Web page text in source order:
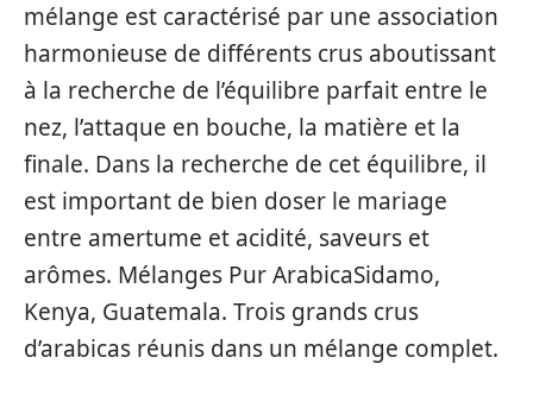
mélange est caractérisé par une association
harmonieuse de différents crus aboutissant
à la recherche de l’équilibre parfait entre le
nez, l’attaque en bouche, la matière et la
finale. Dans la recherche de cet équilibre, il
est important de bien doser le mariage
entre amertume et acidité, saveurs et
arômes. Mélanges Pur ArabicaSidamo,
Kenya, Guatemala. Trois grands crus
d’arabicas réunis dans un mélange complet.